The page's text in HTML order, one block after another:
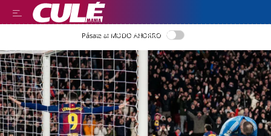
LEER EN CASTELLANO
Pásate al MODO AHORRO